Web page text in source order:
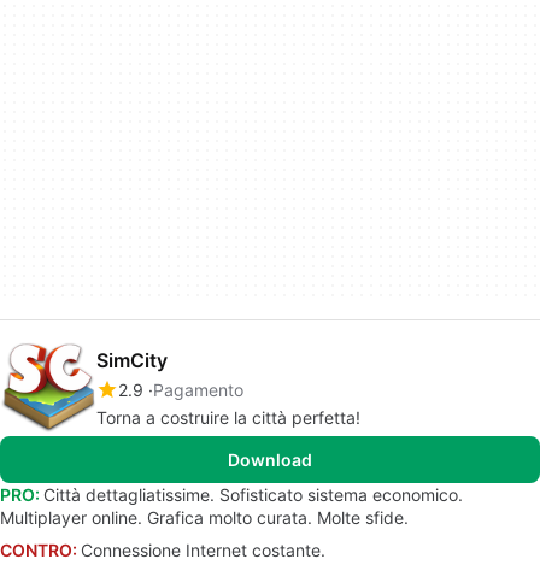
SimCity
2.9 Pagamento
Torna a costruire la città perfetta!
Download
PRO: Città dettagliatissime. Sofisticato sistema economico.
Multiplayer online. Grafica molto curata. Molte sfide.
CONTRO: Connessione Internet costante.